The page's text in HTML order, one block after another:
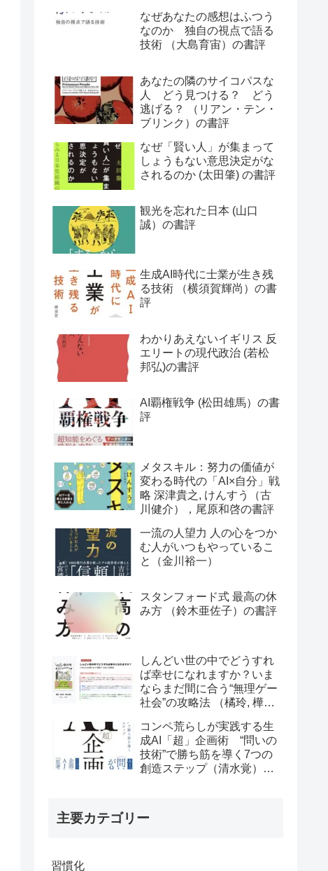
なぜあなたの感想はふつう
なのか 独自の視点で語る
技術 （大島育宙）の書評
あなたの隣のサイコパスな
人 どう見つける？ どう
逃げる？ （リアン・テン・
ブリンク）の書評
なぜ「賢い人」が集まって
しょうもない意思決定がな
されるのか (太田肇) の書評
観光を忘れた日本 (山口
誠）の書評
生成AI時代に士業が生き残
る技術 （横須賀輝尚）の書
評
わかりあえないイギリス 反
エリートの現代政治 (若松
邦弘)の書評
AI覇権戦争 (松田雄馬）の書
評
メタスキル：努力の価値が
変わる時代の「AI×自分」戦
略 深津貴之, けんすう（古
川健介），尾原和啓の書評
一流の人望力 人の心をつか
む人がいつもやっているこ
と（金川裕一）
スタンフォード式 最高の休
み方 （鈴木亜佐子）の書評
しんどい世の中でどうすれ
ば幸せになれますか？いま
ならまだ間に合う“無理ゲー
社会”の攻略法 （橘玲, 樺山
コンペ荒らしが実践する生
成AI「超」企画術 “問いの
技術”で勝ち筋を導く7つの
創造ステップ（清水覚）の
主要カテゴリー
習慣化